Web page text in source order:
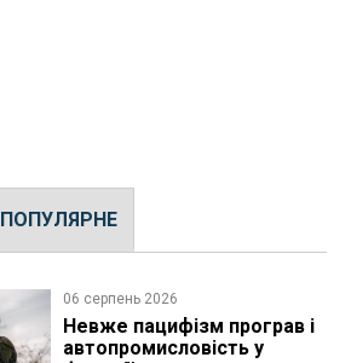
ПОПУЛЯРНЕ
06 серпень 2026
Невже пацифізм програв і
автопромисловість у